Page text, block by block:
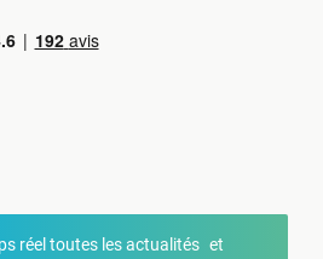
réel toutes les actualités et